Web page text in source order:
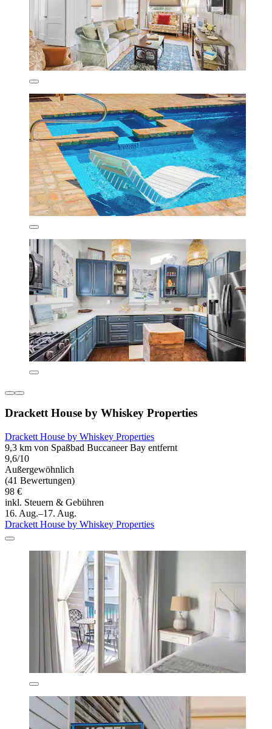
Drackett House by Whiskey Properties
Drackett House by Whiskey Properties
9,3 km von Spaßbad Buccaneer Bay entfernt
9,6/10
Außergewöhnlich
(41 Bewertungen)
98 €
inkl. Steuern & Gebühren
16. Aug.–17. Aug.
Drackett House by Whiskey Properties